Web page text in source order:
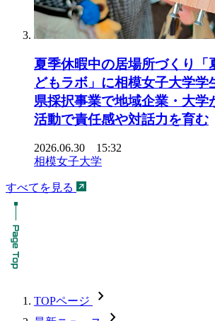
夏季休暇中の居場所づくり「
どもラボ」に相模女子大学学
県採択事業で地域企業・大学
活動で責任感や対話力を育む
2026.06.30 15:32
相模女子大学
すべてを見る
TOPページ chevron_forward